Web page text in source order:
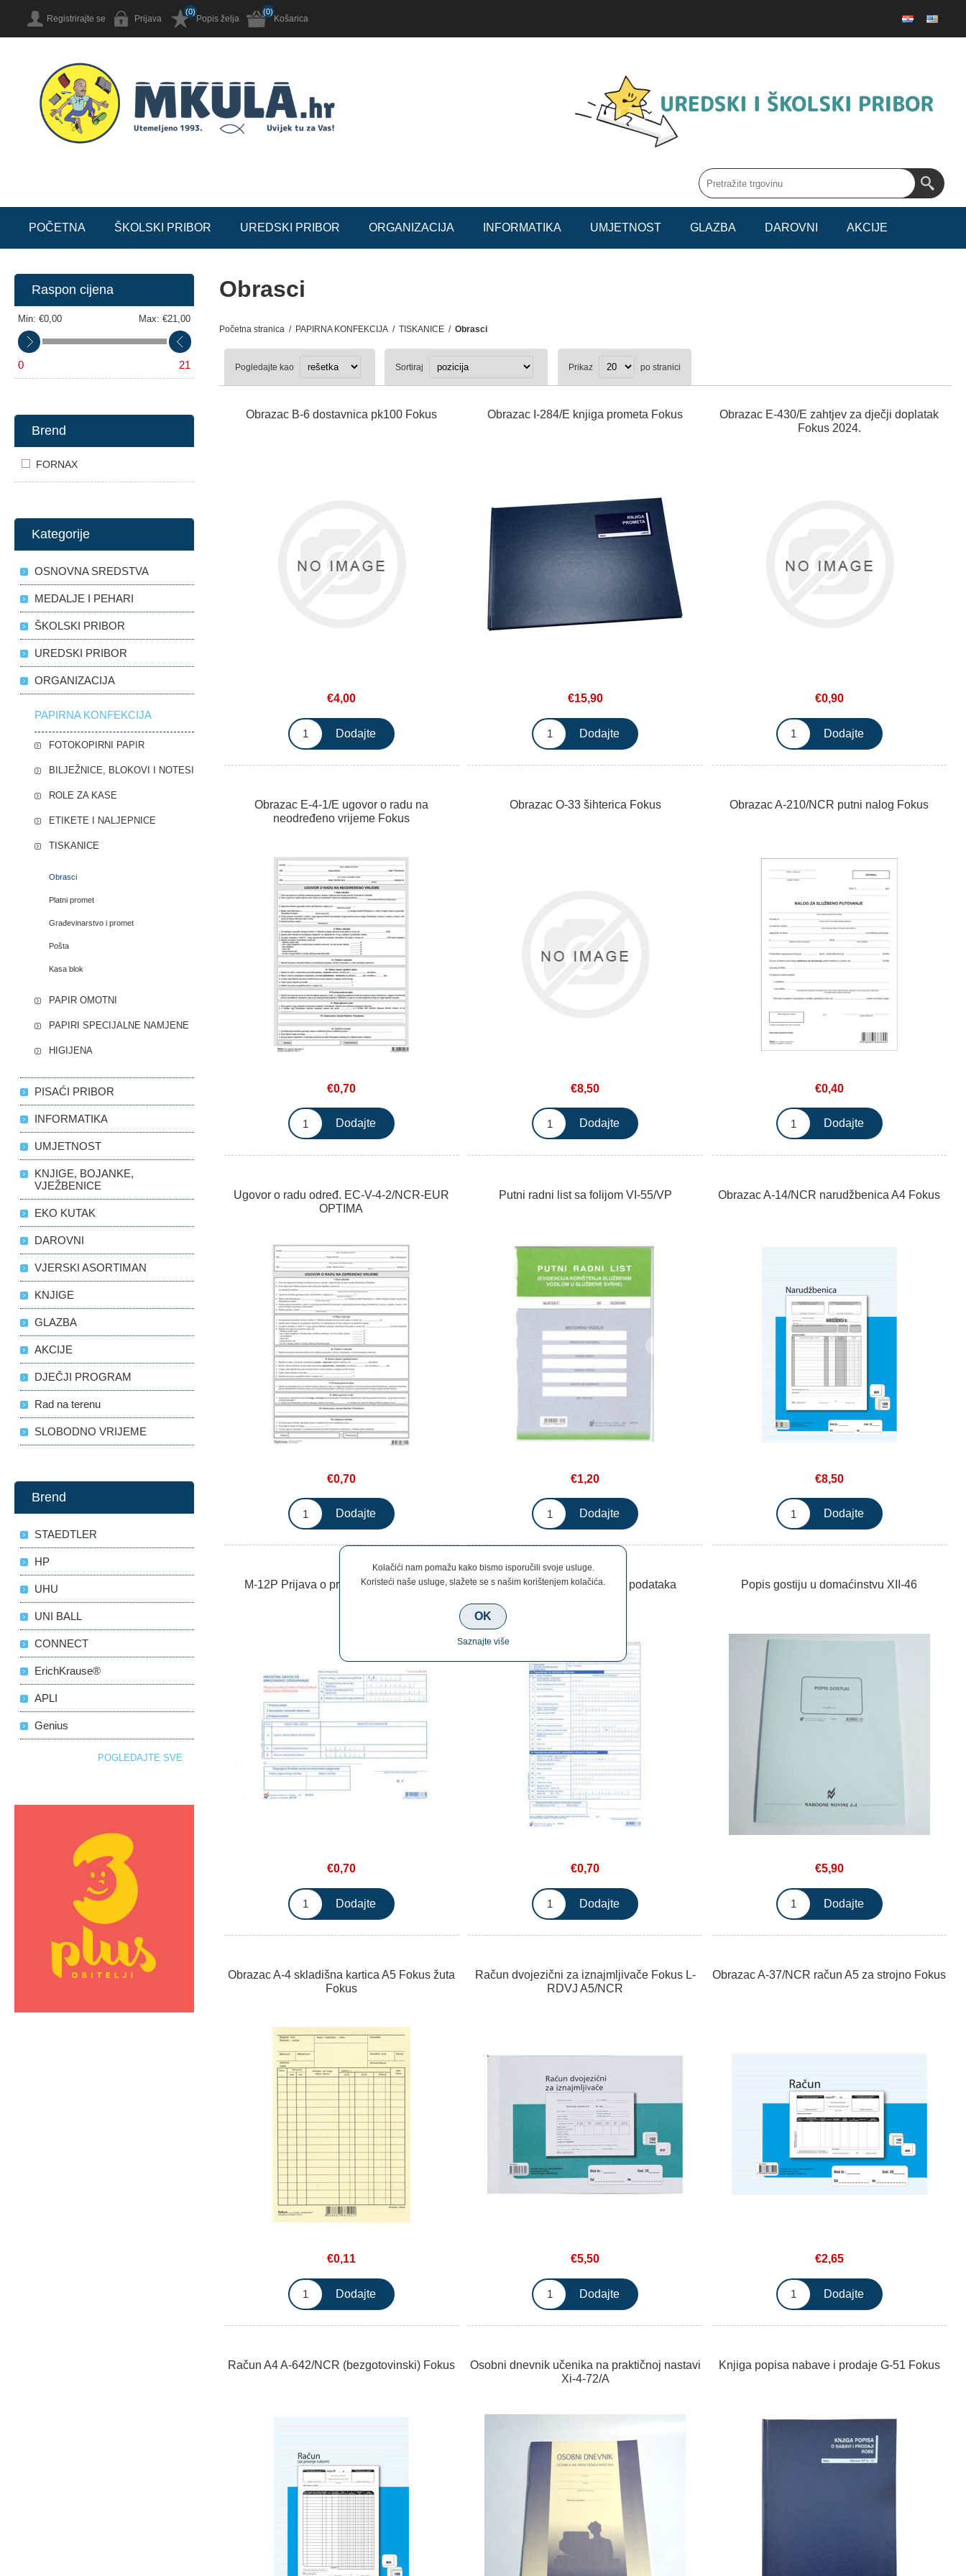
Registrirajte se Prijava Popis želja
(0)
Košarica
(0)
POČETNA ŠKOLSKI PRIBOR UREDSKI PRIBOR ORGANIZACIJA INFORMATIKA UMJETNOST GLAZBA DAROVNI AKCIJE
Obrasci
Početna stranica / PAPIRNA KONFEKCIJA / TISKANICE / Obrasci
Pogledajte kao Sortiraj Prikaz po stranici
Obrazac B-6 dostavnica pk100 Fokus
€4,00
Obrazac I-284/E knjiga prometa Fokus
€15,90
Obrazac E-430/E zahtjev za dječji doplatak
Fokus 2024.
€0,90
Obrazac E-4-1/E ugovor o radu na
neodređeno vrijeme Fokus
€0,70
Obrazac O-33 šihterica Fokus
€8,50
Obrazac A-210/NCR putni nalog Fokus
€0,40
Ugovor o radu određ. EC-V-4-2/NCR-EUR
OPTIMA
€0,70
Putni radni list sa folijom VI-55/VP
€1,20
Obrazac A-14/NCR narudžbenica A4 Fokus
€8,50
M-12P Prijava o prestanku poslovanja
€0,70
M-13 P Prijava o promjeni podataka
€0,70
Popis gostiju u domaćinstvu XII-46
€5,90
Obrazac A-4 skladišna kartica A5 Fokus žuta
Fokus
€0,11
Račun dvojezični za iznajmljivače Fokus L-
RDVJ A5/NCR
€5,50
Obrazac A-37/NCR račun A5 za strojno Fokus
€2,65
Račun A4 A-642/NCR (bezgotovinski) Fokus
Osobni dnevnik učenika na praktičnoj nastavi
Xi-4-72/A
Knjiga popisa nabave i prodaje G-51 Fokus
Raspon cijena
Min: €0,00 Max: €21,00
0 21
Brend
FORNAX
Kategorije
OSNOVNA SREDSTVA
MEDALJE I PEHARI
ŠKOLSKI PRIBOR
UREDSKI PRIBOR
ORGANIZACIJA
PAPIRNA KONFEKCIJA
FOTOKOPIRNI PAPIR
BILJEŽNICE, BLOKOVI I NOTESI
ROLE ZA KASE
ETIKETE I NALJEPNICE
TISKANICE
Obrasci
Platni promet
Građevinarstvo i promet
Pošta
Kasa blok
PAPIR OMOTNI
PAPIRI SPECIJALNE NAMJENE
HIGIJENA
PISAĆI PRIBOR
INFORMATIKA
UMJETNOST
KNJIGE, BOJANKE,
VJEŽBENICE
EKO KUTAK
DAROVNI
VJERSKI ASORTIMAN
KNJIGE
GLAZBA
AKCIJE
DJEČJI PROGRAM
Rad na terenu
SLOBODNO VRIJEME
Brend
STAEDTLER
HP
UHU
UNI BALL
CONNECT
ErichKrause®
APLI
Genius
POGLEDAJTE SVE
Kolačići nam pomažu kako bismo isporučili svoje usluge.
Koristeći naše usluge, slažete se s našim korištenjem kolačića.
OK
Saznajte više